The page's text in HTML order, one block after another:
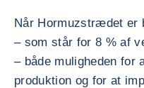
Når Hormuzstrædet er
– som står for 8 % af
– både muligheden for
produktion og for at